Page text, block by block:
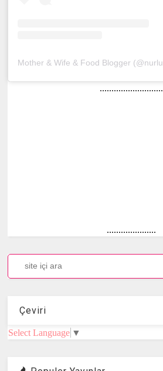
...........................
.....................
Çeviri
Select Language ▼